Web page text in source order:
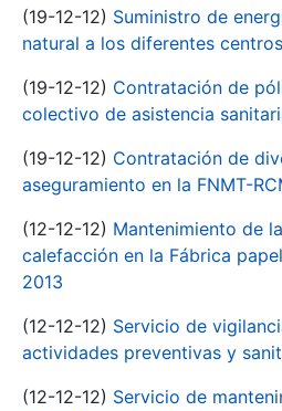
(19-12-12) Suministro de
natural a los diferentes
(19-12-12) Contratación de
colectivo de asistencia
(19-12-12) Contratación de
aseguramiento en la FNMT-
(12-12-12) Mantenimiento de
calefacción en la Fábrica
2013
(12-12-12) Servicio de
actividades preventivas y
(12-12-12) Servicio de